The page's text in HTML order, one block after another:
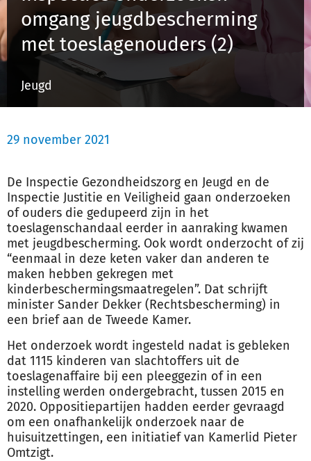
Inloggen
Registreren
omgang jeugdbescherming
met toeslagenouders (2)
Jeugd
29 november 2021
De Inspectie Gezondheidszorg en Jeugd en de
Inspectie Justitie en Veiligheid gaan onderzoeken
of ouders die gedupeerd zijn in het
toeslagenschandaal eerder in aanraking kwamen
met jeugdbescherming. Ook wordt onderzocht of zij
“eenmaal in deze keten vaker dan anderen te
maken hebben gekregen met
kinderbeschermingsmaatregelen”. Dat schrijft
minister Sander Dekker (Rechtsbescherming) in
een brief aan de Tweede Kamer.
Het onderzoek wordt ingesteld nadat is gebleken
dat 1115 kinderen van slachtoffers uit de
toeslagenaffaire bij een pleeggezin of in een
instelling werden ondergebracht, tussen 2015 en
2020. Oppositiepartijen hadden eerder gevraagd
om een onafhankelijk onderzoek naar de
huisuitzettingen, een initiatief van Kamerlid Pieter
Omtzigt.